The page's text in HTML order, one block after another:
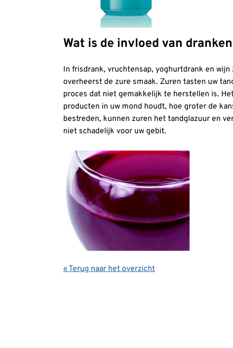
Wat is de invloed van
In frisdrank, vruchtensap, yoghurtdrank en
overheerst de zure smaak. Zuren tasten uw
proces dat niet gemakkelijk te herstellen is.
producten in uw mond houdt, hoe groter de
bestreden, kunnen zuren het tandglazuur en
niet schadelijk voor uw gebit.
« Terug naar het overzicht